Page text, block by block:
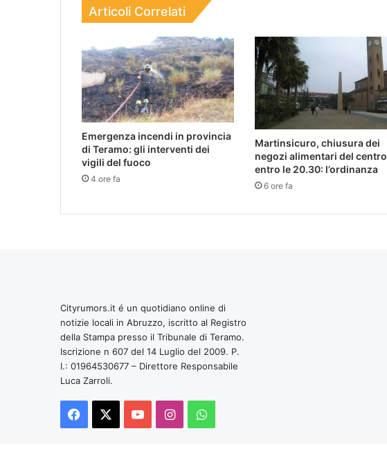
Articoli Correlati
Emergenza incendi in provincia
di Teramo: gli interventi dei
vigili del fuoco
4 ore fa
Martinsicuro, chiusura dei
negozi alimentari del centro
entro le 20.30: l’ordinanza
6 ore fa
Cityrumors.it é un quotidiano online di
notizie locali in Abruzzo, iscritto al Registro
della Stampa presso il Tribunale di Teramo.
Iscrizione n 607 del 14 Luglio del 2009. P.
I.: 01964530677 – Direttore Responsabile
Luca Zarroli.
Facebook
You InstagramWhatsApp